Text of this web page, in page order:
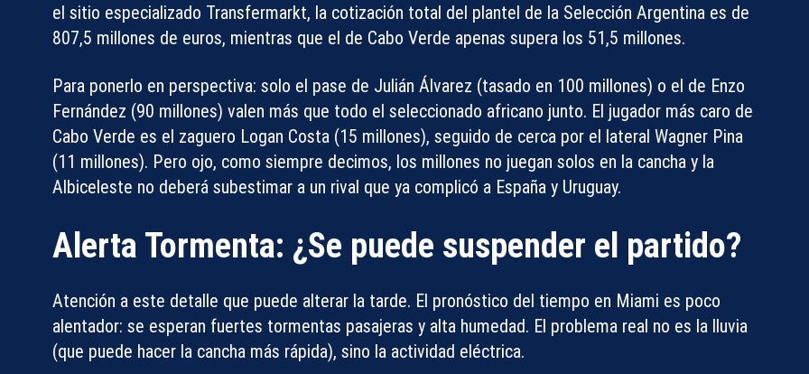
el sitio especializado Transfermarkt, la cotización total del plantel de la Selección Argentina es de
807,5 millones de euros, mientras que el de Cabo Verde apenas supera los 51,5 millones.
Para ponerlo en perspectiva: solo el pase de Julián Álvarez (tasado en 100 millones) o el de Enzo
Fernández (90 millones) valen más que todo el seleccionado africano junto. El jugador más caro de
Cabo Verde es el zaguero Logan Costa (15 millones), seguido de cerca por el lateral Wagner Pina
(11 millones). Pero ojo, como siempre decimos, los millones no juegan solos en la cancha y la
Albiceleste no deberá subestimar a un rival que ya complicó a España y Uruguay.
Alerta Tormenta: ¿Se puede suspender el partido?
Atención a este detalle que puede alterar la tarde. El pronóstico del tiempo en Miami es poco
alentador: se esperan fuertes tormentas pasajeras y alta humedad. El problema real no es la lluvia
(que puede hacer la cancha más rápida), sino la actividad eléctrica.